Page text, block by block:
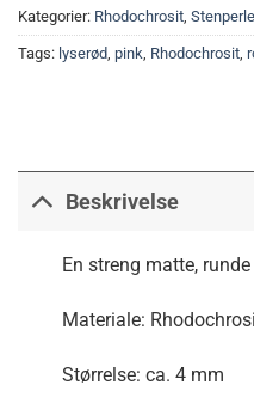
Kategorier: Rhodochrosit,
Tags: lyserød, pink, Rhodochrosit,
Beskrivelse
En streng matte, runde
Materiale:
Størrelse: ca. 4 mm